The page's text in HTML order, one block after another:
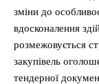
зміни до
вдосконалення
розмежовується
закупівель
тендерної